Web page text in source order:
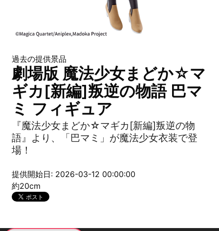
過去の提供景品
劇場版 魔法少女まどか☆マ
ギカ[新編]叛逆の物語 巴マ
ミ フィギュア
『魔法少女まどか☆マギカ[新編]叛逆の物
語』より、「巴マミ」が魔法少女衣装で登
場！
提供開始日: 2026-03-12 00:00:00
約20cm